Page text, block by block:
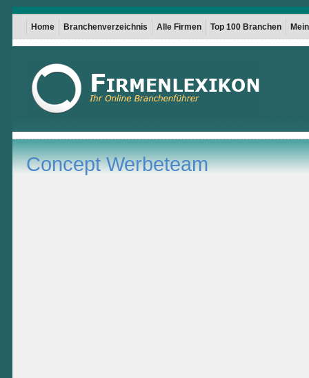
Home Branchenverzeichnis Alle Firmen Top 100 Branchen
Concept Werbeteam